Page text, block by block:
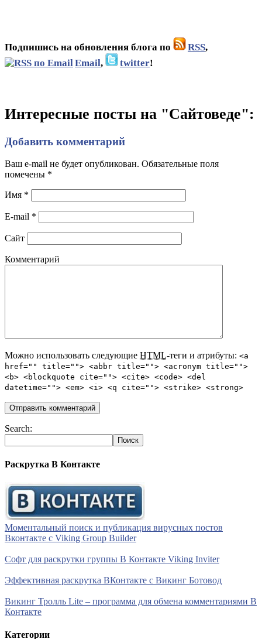
Подпишись на обновления блога по RSS,
Email, twitter!
Интересные посты на "Сайтоведе":
Добавить комментарий
Ваш e-mail не будет опубликован. Обязательные поля
помечены *
Имя *
E-mail *
Сайт
Комментарий
Можно использовать следующие HTML-теги и атрибуты: <a
href="" title=""> <abbr title=""> <acronym title="">
<b> <blockquote cite=""> <cite> <code> <del
datetime=""> <em> <i> <q cite=""> <strike> <strong>
Search:
Раскрутка В Контакте
Моментальный поиск и публикация вирусных постов
Вконтакте с Viking Group Builder
Софт для раскрутки группы В Контакте Viking Inviter
Эффективная раскрутка ВКонтакте с Викинг Ботовод
Викинг Тролль Lite – программа для обмена комментариями В
Контакте
Категории